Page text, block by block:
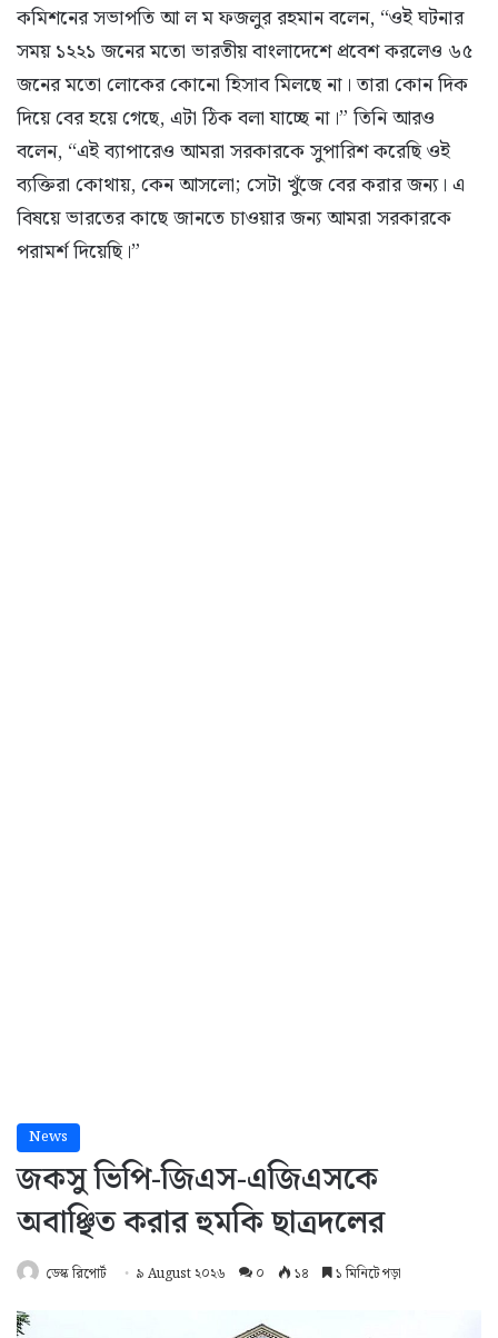
কমিশনের সভাপতি আ ল ম ফজলুর রহমান বলেন, “ওই ঘটনার
সময় ১২২১ জনের মতো ভারতীয় বাংলাদেশে প্রবেশ করলেও ৬৫
জনের মতো লোকের কোনো হিসাব মিলছে না। তারা কোন দিক
দিয়ে বের হয়ে গেছে, এটা ঠিক বলা যাচ্ছে না।” তিনি আরও
বলেন, “এই ব্যাপারেও আমরা সরকারকে সুপারিশ করেছি ওই
ব্যক্তিরা কোথায়, কেন আসলো; সেটা খুঁজে বের করার জন্য। এ
বিষয়ে ভারতের কাছে জানতে চাওয়ার জন্য আমরা সরকারকে
পরামর্শ দিয়েছি।”